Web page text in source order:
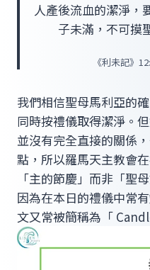
人產後流血的潔淨，
子未滿，不可摸
《利未記》
我們相信聖母馬利亞的
同時按禮儀取得潔淨。
並沒有完全直接的關係
點，所以羅馬天主教會
「主的節慶」而非「聖
因為在本日的禮儀中常
文又常被簡稱為「